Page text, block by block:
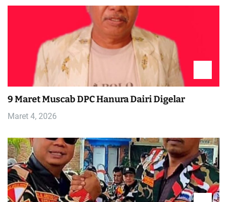
o
s
9 Maret Muscab DPC Hanura Dairi Digelar
Maret 4, 2026